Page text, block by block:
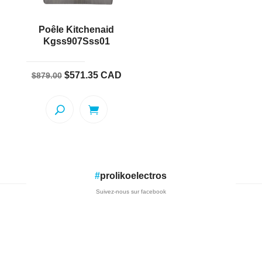
Poêle Kitchenaid
Kgss907Sss01
$879.00 Le
initial
$571.35Le
actuel
CAD
#prolikoelectros
Suivez-nous sur facebook